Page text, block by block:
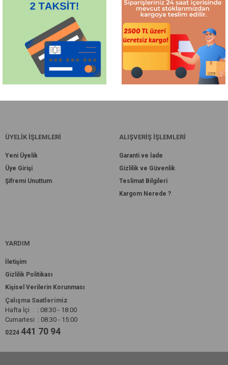
ÜYELİK İŞLEMLERİ
Yeni Üyelik
Üye Girişi
Şifremi Unuttum
ALIŞVERİŞ İŞLEMLERİ
Garanti ve İade
Gizlilik ve Güvenlik
Teslimat Bilgileri
Kargom Nerede ?
YARDIM
İletişim
Gizlilik Politikası
Kişisel Verilerin Korunması
Çalışma Saatlerimiz
Hafta İçi : 08:30 - 18:00
Cumartesi : 08:30 - 15:00
0224 441 70 94